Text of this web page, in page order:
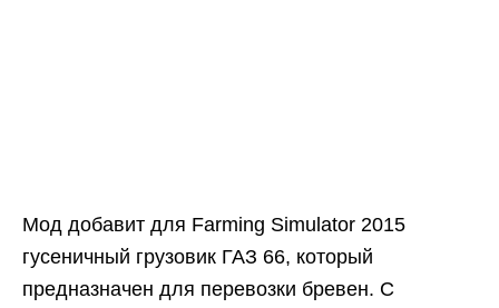
Мод добавит для Farming Simulator 2015
гусеничный грузовик ГАЗ 66, который
предназначен для перевозки бревен. С